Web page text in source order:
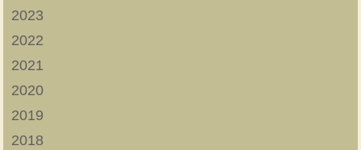
2023
2022
2021
2020
2019
2018